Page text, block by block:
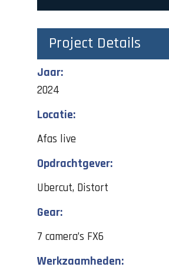
Project Details
Jaar:
2024
Locatie:
Afas live
Opdrachtgever:
Ubercut, Distort
Gear:
7 camera’s FX6
Werkzaamheden: